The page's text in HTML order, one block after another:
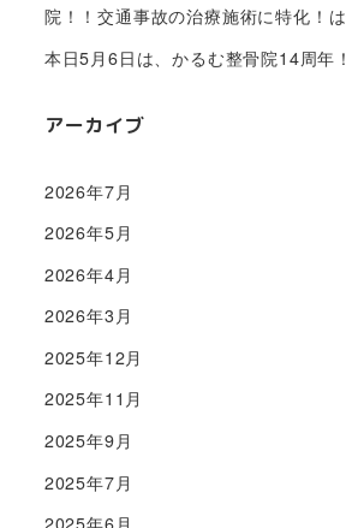
院！！交通事故の治療施術に特化！
本日5月6日は、かるむ整骨院14周年！
アーカイブ
2026年7月
2026年5月
2026年4月
2026年3月
2025年12月
2025年11月
2025年9月
2025年7月